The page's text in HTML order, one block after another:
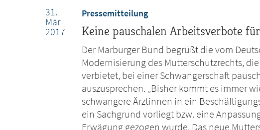
31.
Mär
2017
Pressemitteilung
Keine pauschalen Arbeitsverbote
Der Marburger Bund begrüßt die vom
Modernisierung des Mutterschutzrechts,
verbietet, bei einer Schwangerschaft
auszusprechen. „Bisher kommt es immer
schwangere Ärztinnen in ein
ein Sachgrund vorliegt bzw. eine
Erwägung gezogen wurde. Das neue